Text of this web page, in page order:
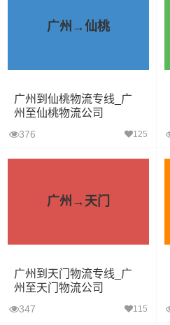
广州→仙桃
广州到仙桃物流专线_广
州至仙桃物流公司
376 125
广州→天门
广州到天门物流专线_广
州至天门物流公司
347 115